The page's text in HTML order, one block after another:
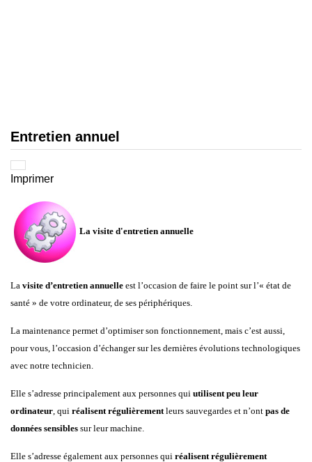
Entretien annuel
Imprimer
La visite d'entretien annuelle
La visite d’entretien annuelle est l’occasion de faire le point sur l’« état de
santé » de votre ordinateur, de ses périphériques.
La maintenance permet d’optimiser son fonctionnement, mais c’est aussi,
pour vous, l’occasion d’échanger sur les dernières évolutions technologiques
avec notre technicien.
Elle s’adresse principalement aux personnes qui utilisent peu leur
ordinateur, qui réalisent régulièrementleurs sauvegardes et n’ont pas de
données sensibles sur leur machine.
Elle s’adresse également aux personnes qui réalisent régulièrement